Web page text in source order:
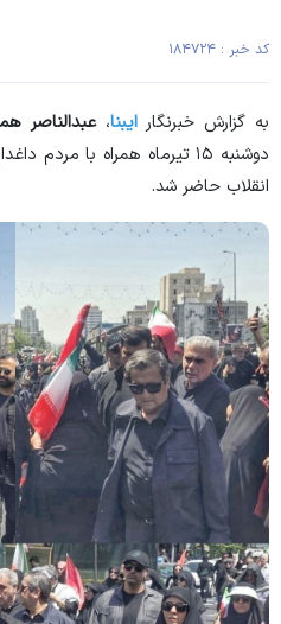
کد خبر : ۱۸۴۷۲۴
به گزارش خبرنگارایبنا،عبدالناصر
دوشنبه ۱۵ تیرماه همراه با
انقلاب حاضر شد.